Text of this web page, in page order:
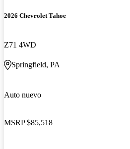
2026 Chevrolet Tahoe
Z71 4WD
Springfield, PA
Auto nuevo
MSRP $85,518